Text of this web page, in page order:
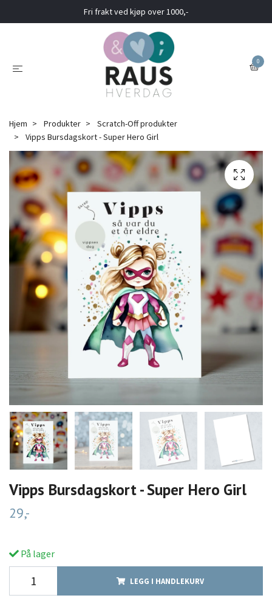
Fri frakt ved kjøp over 1000,-
0
Hjem Produkter
Scratch-Off produkter
Vipps Bursdagskort - Super Hero Girl
Vipps Bursdagskort - Super Hero Girl
29,-
På lager
LEGG I HANDLEKURV